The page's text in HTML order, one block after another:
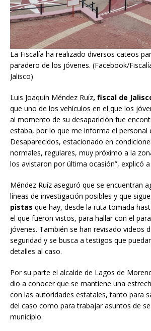
La Fiscalía ha realizado diversos cateos
paradero de los jóvenes. (Facebook/
Jalisco)
Luis Joaquín Méndez Ruíz, fiscal de
que uno de los vehículos en el que los
al momento de su desaparición fue
estaba, por lo que me informa el personal
Desaparecidos, estacionado en
normales, regulares, muy próximo a la
los avistaron por última ocasión”, explicó a
Méndez Ruíz aseguró que se encuentran
líneas de investigación posibles y que
pistas que hay, desde la ruta tomada
el que fueron vistos, para hallar con el
jóvenes. También se han revisado videos
seguridad y se busca a testigos que
detalles al caso.
Por su parte el alcalde de Lagos de
dio a conocer que se mantiene una
con las autoridades estatales, tanto para
del caso como para trabajar asuntos de
municipio.